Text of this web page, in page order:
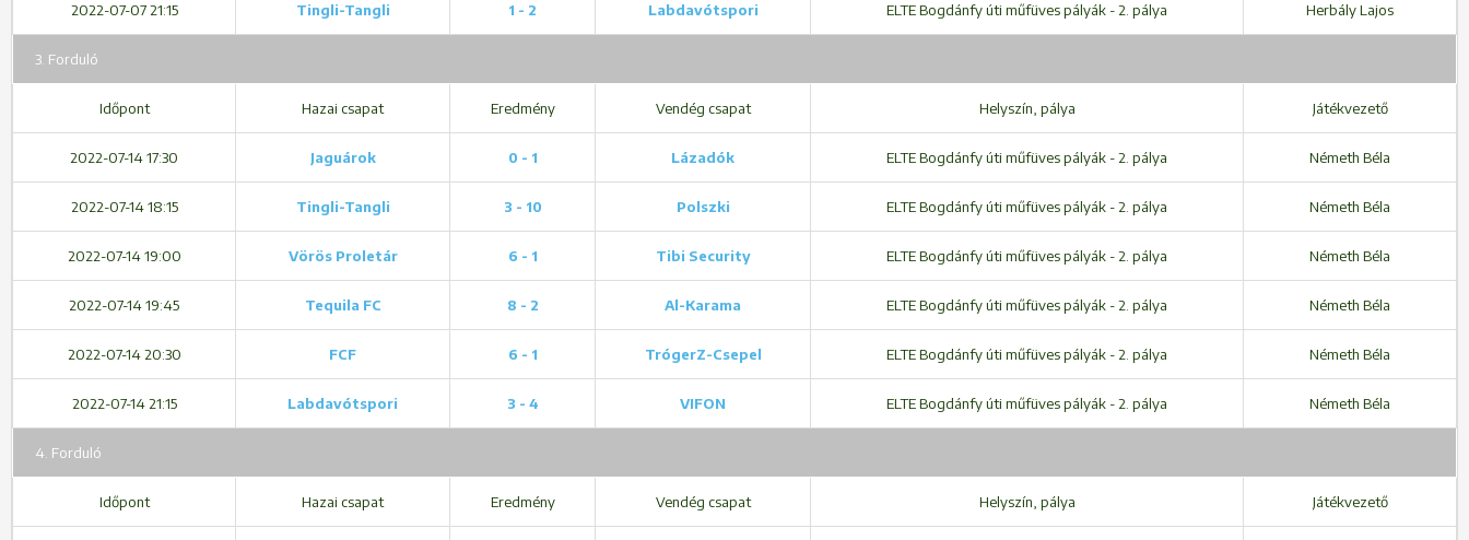
2022-07-07 21:15 Tingli-Tangli 1 - 2 Labdavótspori ELTE Bogdánfy úti műfüves pályák - 2. pálya Herbály Lajos
3. Forduló
Időpont Hazai csapat Eredmény Vendég csapat Helyszín, pálya Játékvezető
2022-07-14 17:30 Jaguárok 0 - 1 Lázadók ELTE Bogdánfy úti műfüves pályák - 2. pálya Németh Béla
2022-07-14 18:15 Tingli-Tangli 3 - 10 Polszki ELTE Bogdánfy úti műfüves pályák - 2. pálya Németh Béla
2022-07-14 19:00 Vörös Proletár 6 - 1 Tibi Security ELTE Bogdánfy úti műfüves pályák - 2. pálya Németh Béla
2022-07-14 19:45 Tequila FC 8 - 2 Al-Karama ELTE Bogdánfy úti műfüves pályák - 2. pálya Németh Béla
2022-07-14 20:30 FCF 6 - 1 TrógerZ-Csepel ELTE Bogdánfy úti műfüves pályák - 2. pálya Németh Béla
2022-07-14 21:15 Labdavótspori 3 - 4 VIFON ELTE Bogdánfy úti műfüves pályák - 2. pálya Németh Béla
4. Forduló
Időpont Hazai csapat Eredmény Vendég csapat Helyszín, pálya Játékvezető